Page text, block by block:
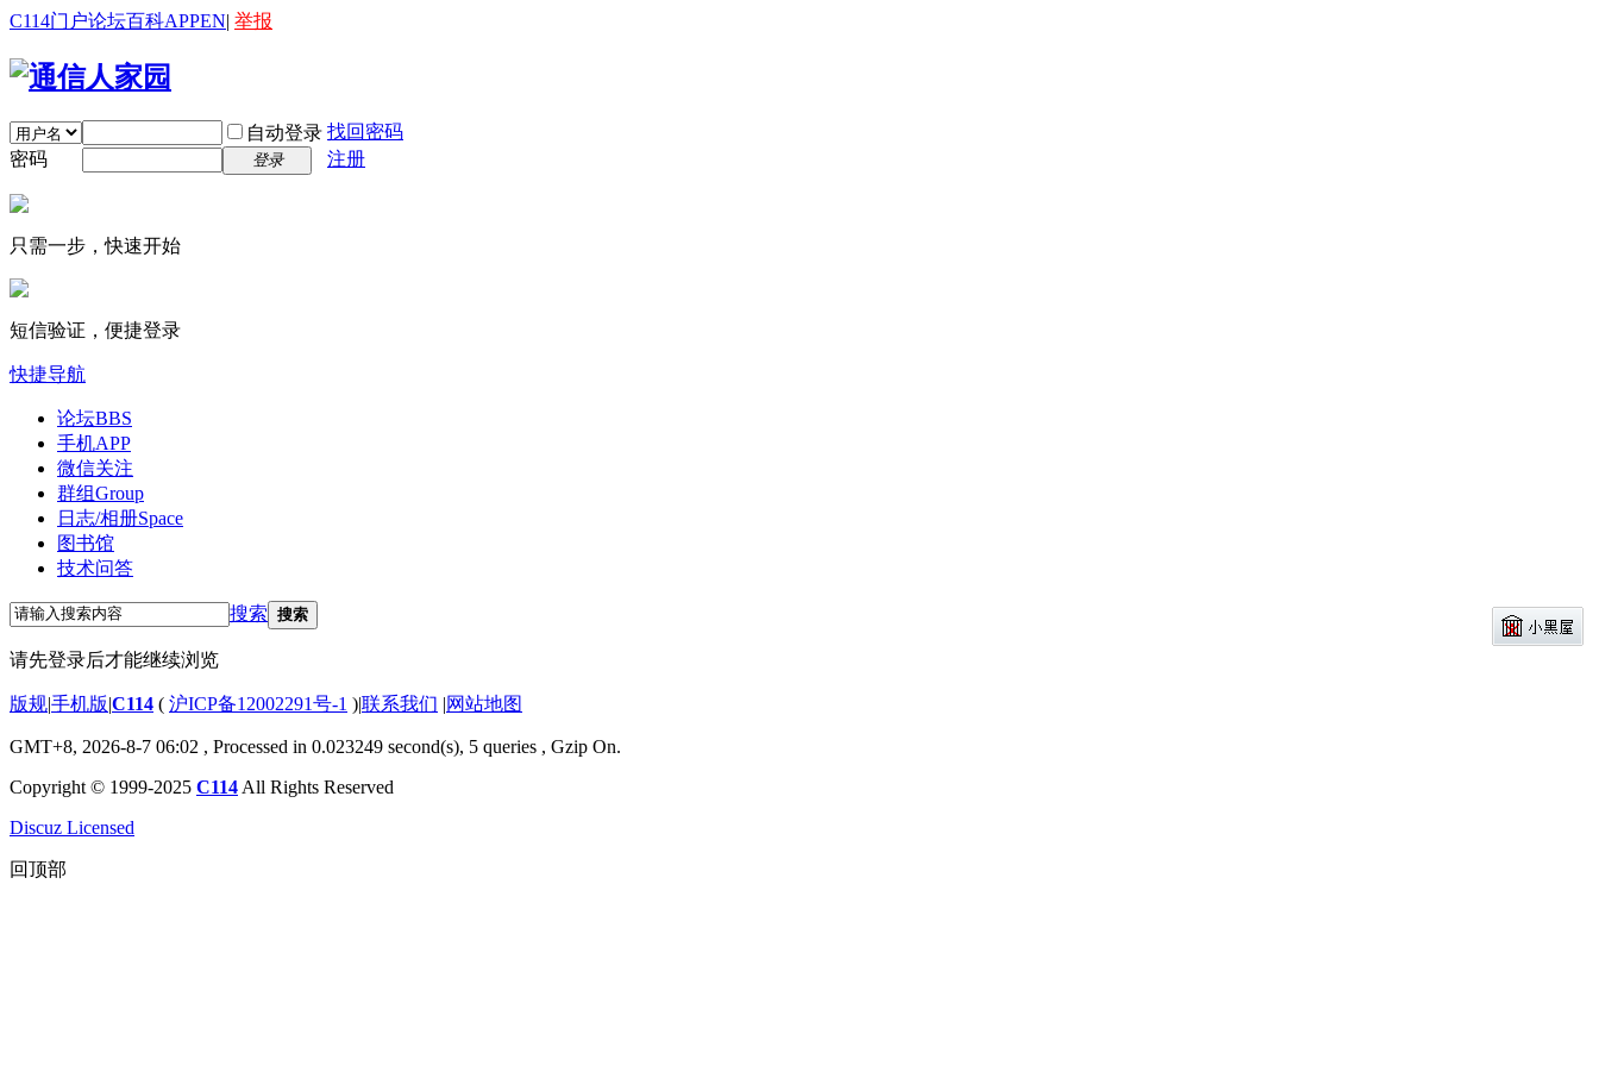
C114门户论坛百科APPEN| 举报
自动登录 找回密码
密码
登录 注册
只需一步，快速开始
短信验证，便捷登录
快捷导航
论坛BBS
手机APP
微信关注
群组Group
日志/相册Space
图书馆
技术问答
搜索 搜索
请先登录后才能继续浏览
版规|手机版|C114 ( 沪ICP备12002291号-1 )|联系我们 |网站地图
GMT+8, 2026-8-7 06:02 , Processed in 0.023249 second(s), 5 queries , Gzip On.
Copyright © 1999-2025 C114 All Rights Reserved
Discuz Licensed
回顶部